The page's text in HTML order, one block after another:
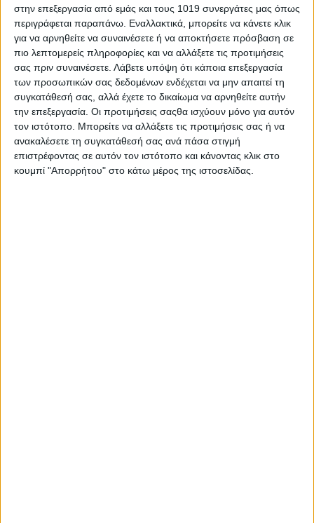
στην επεξεργασία από εμάς και τους 1019 συνεργάτες μας όπως
περιγράφεται παραπάνω. Εναλλακτικά, μπορείτε να κάνετε κλικ
για να αρνηθείτε να συναινέσετε ή να αποκτήσετε πρόσβαση σε
πιο λεπτομερείς πληροφορίες και να αλλάξετε τις προτιμήσεις
σας πριν συναινέσετε. Λάβετε υπόψη ότι κάποια επεξεργασία
των προσωπικών σας δεδομένων ενδέχεται να μην απαιτεί τη
συγκατάθεσή σας, αλλά έχετε το δικαίωμα να αρνηθείτε αυτήν
την επεξεργασία. Οι προτιμήσεις σαςθα ισχύουν μόνο για αυτόν
τον ιστότοπο. Μπορείτε να αλλάξετε τις προτιμήσεις σας ή να
ανακαλέσετε τη συγκατάθεσή σας ανά πάσα στιγμή
επιστρέφοντας σε αυτόν τον ιστότοπο και κάνοντας κλικ στο
κουμπί "Απορρήτου" στο κάτω μέρος της ιστοσελίδας.